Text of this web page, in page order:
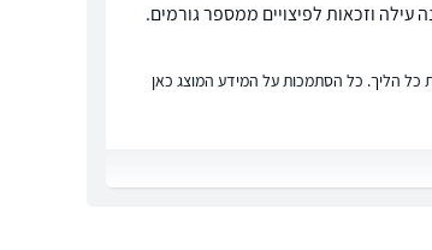
וזכאות לפיצויים ממספר גורמים.
כל הליך. כל הסתמכות על המידע המוצג כאן